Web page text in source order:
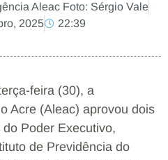
Aleac Foto: Sérgio Vale
2025
22:39
feira (30), a
Acre (Aleac) aprovou dois
Poder Executivo,
de Previdência do